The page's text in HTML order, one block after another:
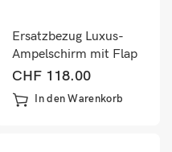
Ersatzbezug Luxus-
Ampelschirm mit Flap
Sonnenschirmbezug
3x4m creme
CHF 118.00
In den Warenkorb